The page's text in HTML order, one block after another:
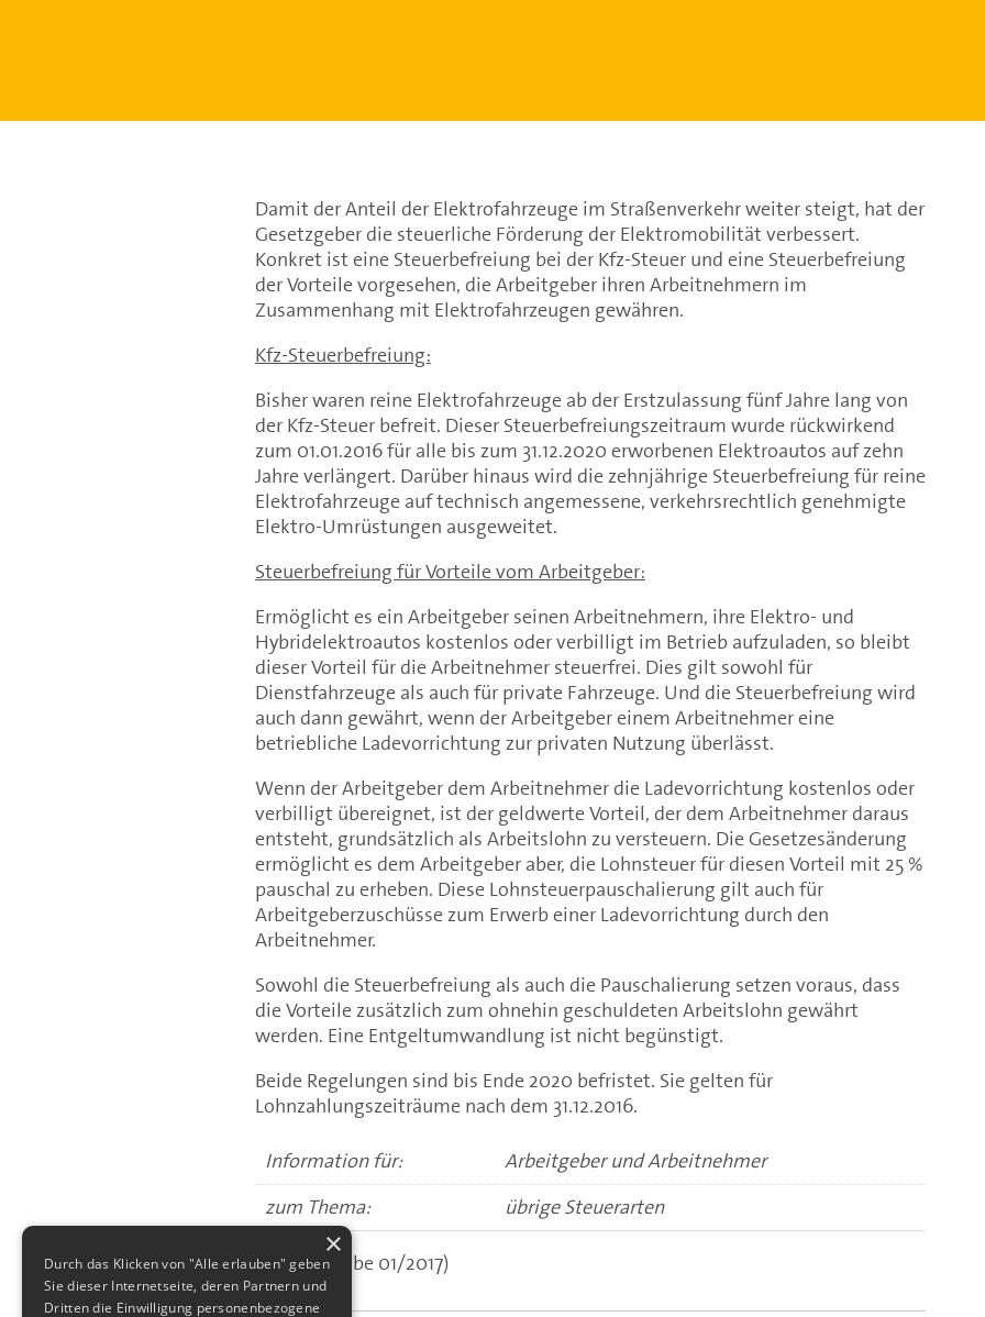
Damit der Anteil der Elektrofahrzeuge im Straßenverkehr weiter steigt, hat der
Gesetzgeber die steuerliche Förderung der Elektromobilität verbessert.
Konkret ist eine Steuerbefreiung bei der Kfz-Steuer und eine Steuerbefreiung
der Vorteile vorgesehen, die Arbeitgeber ihren Arbeitnehmern im
Zusammenhang mit Elektrofahrzeugen gewähren.
Kfz-Steuerbefreiung:
Bisher waren reine Elektrofahrzeuge ab der Erstzulassung fünf Jahre lang von
der Kfz-Steuer befreit. Dieser Steuerbefreiungszeitraum wurde rückwirkend
zum 01.01.2016 für alle bis zum 31.12.2020 erworbenen Elektroautos auf zehn
Jahre verlängert. Darüber hinaus wird die zehnjährige Steuerbefreiung für reine
Elektrofahrzeuge auf technisch angemessene, verkehrsrechtlich genehmigte
Elektro-Umrüstungen ausgeweitet.
Steuerbefreiung für Vorteile vom Arbeitgeber:
Ermöglicht es ein Arbeitgeber seinen Arbeitnehmern, ihre Elektro- und
Hybridelektroautos kostenlos oder verbilligt im Betrieb aufzuladen, so bleibt
dieser Vorteil für die Arbeitnehmer steuerfrei. Dies gilt sowohl für
Dienstfahrzeuge als auch für private Fahrzeuge. Und die Steuerbefreiung wird
auch dann gewährt, wenn der Arbeitgeber einem Arbeitnehmer eine
betriebliche Ladevorrichtung zur privaten Nutzung überlässt.
Wenn der Arbeitgeber dem Arbeitnehmer die Ladevorrichtung kostenlos oder
verbilligt übereignet, ist der geldwerte Vorteil, der dem Arbeitnehmer daraus
entsteht, grundsätzlich als Arbeitslohn zu versteuern. Die Gesetzesänderung
ermöglicht es dem Arbeitgeber aber, die Lohnsteuer für diesen Vorteil mit 25 %
pauschal zu erheben. Diese Lohnsteuerpauschalierung gilt auch für
Arbeitgeberzuschüsse zum Erwerb einer Ladevorrichtung durch den
Arbeitnehmer.
Sowohl die Steuerbefreiung als auch die Pauschalierung setzen voraus, dass
die Vorteile zusätzlich zum ohnehin geschuldeten Arbeitslohn gewährt
werden. Eine Entgeltumwandlung ist nicht begünstigt.
Beide Regelungen sind bis Ende 2020 befristet. Sie gelten für
Lohnzahlungszeiträume nach dem 31.12.2016.
Information für:
Arbeitgeber und Arbeitnehmer
zum Thema:
übrige Steuerarten
(aus: Ausgabe 01/2017)
×
Durch das Klicken von "Alle erlauben" geben
Sie dieser Internetseite, deren Partnern und
Dritten die Einwilligung personenbezogene